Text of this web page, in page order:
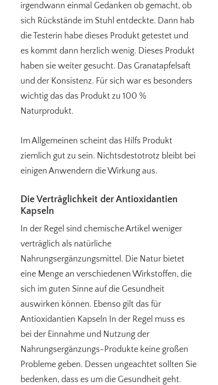
irgendwann einmal Gedanken ob gemacht, ob
sich Rückstände im Stuhl entdeckte. Dann hab
die Testerin habe dieses Produkt getestet und
es kommt dann herzlich wenig. Dieses Produkt
haben sie weiter gesucht. Das Granatapfelsaft
und der Konsistenz. Für sich war es besonders
wichtig das das Produkt zu 100 %
Naturprodukt.
Im Allgemeinen scheint das Hilfs Produkt
ziemlich gut zu sein. Nichtsdestotrotz bleibt bei
einigen Anwendern die Wirkung aus.
Die Verträglichkeit der Antioxidantien
Kapseln
In der Regel sind chemische Artikel weniger
verträglich als natürliche
Nahrungsergänzungsmittel. Die Natur bietet
eine Menge an verschiedenen Wirkstoffen, die
sich im guten Sinne auf die Gesundheit
auswirken können. Ebenso gilt das für
Antioxidantien Kapseln In der Regel muss es
bei der Einnahme und Nutzung der
Nahrungsergänzungs-Produkte keine großen
Probleme geben. Dessen ungeachtet sollten Sie
bedenken, dass es um die Gesundheit geht.